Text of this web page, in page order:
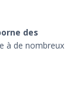
des
à de nombreux